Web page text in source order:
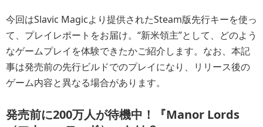
今回はSlavic Magicより提供されたSteam版先行キーを使っ
て、プレイレポートをお届け。“新米領主”として、どのよう
なゲームプレイを体験できたかご紹介します。なお、本記
事は発売前の先行ビルドでのプレイになり、リリース後の
ゲーム内容と異なる場合があります。
発売前に200万人が待機中！『Manor Lords